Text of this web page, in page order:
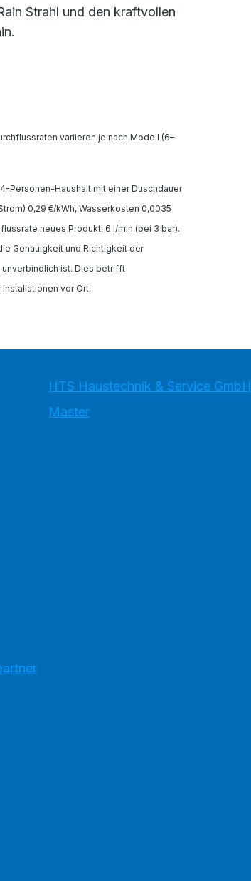
Strahl und den kraftvollen
variieren je nach Modell (6–
Personen-Haushalt mit einer Duschdauer
0,29 €/kWh, Wasserkosten 0,0035
neues Produkt: 6 l/min (bei 3 bar).
Genauigkeit und Richtigkeit der
unverbindlich ist. Dies betrifft
vor Ort.
HTS Haustechnik & Service GmbH
Master